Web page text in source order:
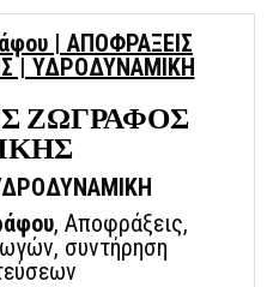
| ΑΠΟΦΡΑΞΕΙΣ
| ΥΔΡΟΔΥΝΑΜΙΚΗ
ΖΩΓΡΑΦΟΣ
, Αποφράξεις,
συντήρηση